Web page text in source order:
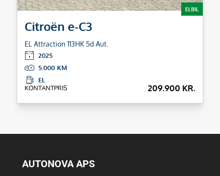
ELBIL
Citroën e-C3
EL Attraction 113HK 5d Aut.
209.900 KR.
KONTANTPRIS
2025
5.000
EL
AUTONOVA APS